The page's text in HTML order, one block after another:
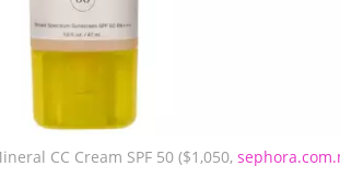
CC Cream SPF 50 ($1,050,